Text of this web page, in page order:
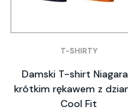
T-SHIRTY
Damski T-shirt
krótkim rękawem z
Cool Fit